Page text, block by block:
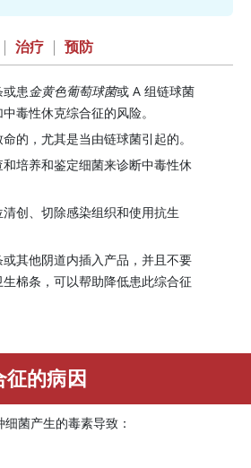
| 治疗 | 预防
患金黄色葡萄球菌或 A 组链球菌
毒性休克综合征的风险。
的，尤其是当由链球菌引起的。
培养和鉴定细菌来诊断中毒性休
创、切除感染组织和使用抗生
其他阴道内插入产品，并且不要
棉条，可以帮助降低患此综合征
征的病因
菌产生的毒素导致：